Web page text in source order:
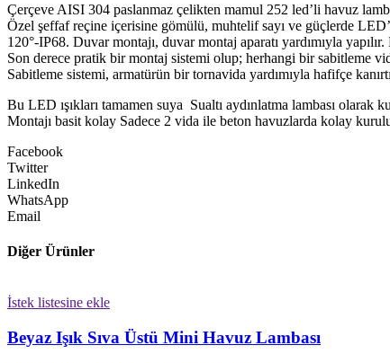
Çerçeve AISI 304 paslanmaz çelikten mamul 252 led’li havuz
Özel şeffaf reçine içerisine gömülü, muhtelif sayı ve güçlerde
120°-IP68. Duvar montajı, duvar montaj aparatı yardımıyla
Son derece pratik bir montaj sistemi olup; herhangi bir sabitleme
Sabitleme sistemi, armatürün bir tornavida yardımıyla hafifçe
Bu LED ışıkları tamamen suya Sualtı aydınlatma lambası olarak
Montajı basit kolay Sadece 2 vida ile beton havuzlarda kolay
Facebook
Twitter
LinkedIn
WhatsApp
Email
Diğer Ürünler
İstek listesine ekle
Beyaz Işık Sıva Üstü Mini Havuz Lambası